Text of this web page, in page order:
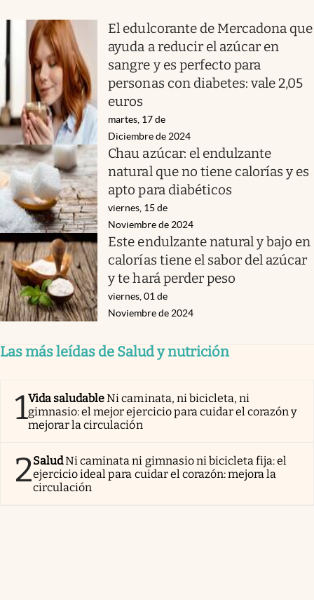
El edulcorante de Mercadona que
ayuda a reducir el azúcar en
sangre y es perfecto para
personas con diabetes: vale 2,05
euros
martes, 17 de
Diciembre de 2024
Chau azúcar: el endulzante
natural que no tiene calorías y es
apto para diabéticos
viernes, 15 de
Noviembre de 2024
Este endulzante natural y bajo en
calorías tiene el sabor del azúcar
y te hará perder peso
viernes, 01 de
Noviembre de 2024
Las más leídas de Salud y nutrición
1Vida saludableNi caminata, ni bicicleta, ni
gimnasio: el mejor ejercicio para cuidar el corazón y
mejorar la circulación
2SaludNi caminata ni gimnasio ni bicicleta fija: el
ejercicio ideal para cuidar el corazón: mejora la
circulación